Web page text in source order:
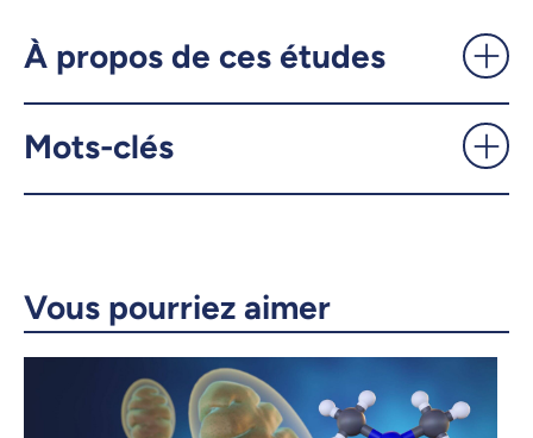
À propos de ces études
Mots-clés
Vous pourriez aimer